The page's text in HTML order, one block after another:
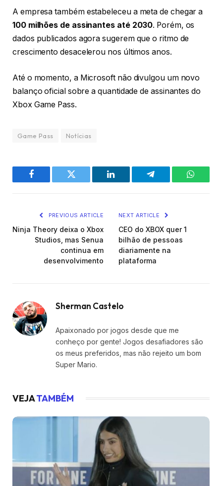
A empresa também estabeleceu a meta de chegar a
100 milhões de assinantes até 2030. Porém, os
dados publicados agora sugerem que o ritmo de
crescimento desacelerou nos últimos anos.
Até o momento, a Microsoft não divulgou um novo
balanço oficial sobre a quantidade de assinantes do
Xbox Game Pass.
Game Pass Notícias
Facebook Twitter LinkedIn Telegram
PREVIOUS ARTICLE
Ninja Theory deixa o Xbox
Studios, mas Senua
continua em
desenvolvimento
NEXT ARTICLE
CEO do XBOX quer 1
bilhão de pessoas
diariamente na
plataforma
Sherman Castelo
Apaixonado por jogos desde que me
conheço por gente! Jogos desafiadores são
os meus preferidos, mas não rejeito um bom
Super Mario.
VEJATAMBÉM